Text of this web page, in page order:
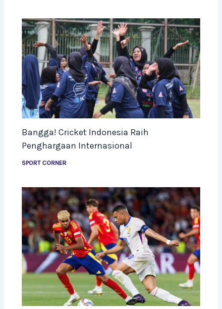
Bangga! Cricket Indonesia Raih
Penghargaan Internasional
SPORT CORNER